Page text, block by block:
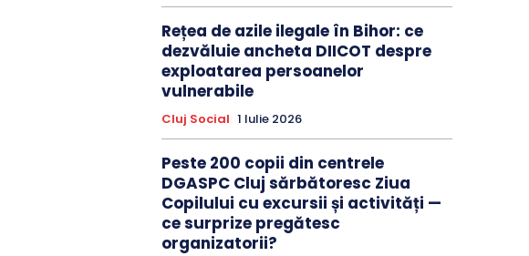
Rețea de azile ilegale în Bihor: ce
dezvăluie ancheta DIICOT despre
exploatarea persoanelor
vulnerabile
Cluj Social 1 Iulie 2026
Peste 200 copii din centrele
DGASPC Cluj sărbătoresc Ziua
Copilului cu excursii și activități —
ce surprize pregătesc
organizatorii?